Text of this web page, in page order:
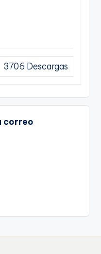
3706 Descargas
correo